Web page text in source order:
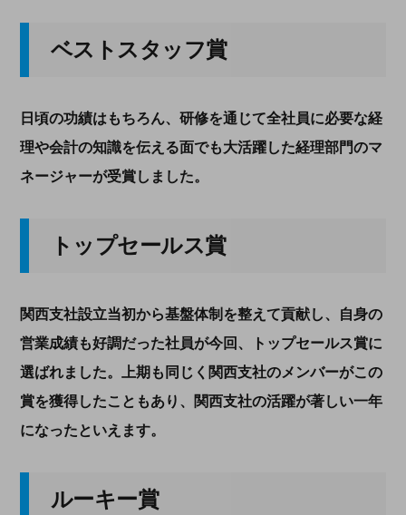
ベストスタッフ賞
日頃の功績はもちろん、研修を通じて全社員に必要な経
理や会計の知識を伝える面でも大活躍した経理部門のマ
ネージャーが受賞しました。
トップセールス賞
関西支社設立当初から基盤体制を整えて貢献し、自身の
営業成績も好調だった社員が今回、トップセールス賞に
選ばれました。上期も同じく関西支社のメンバーがこの
賞を獲得したこともあり、関西支社の活躍が著しい一年
になったといえます。
ルーキー賞